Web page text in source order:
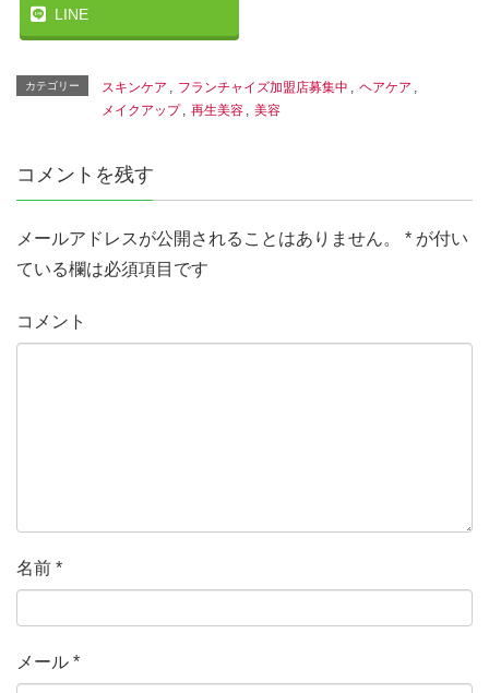
LINE
カテゴリー スキンケア , フランチャイズ加盟店募集中 , ヘアケア ,
メイクアップ , 再生美容 , 美容
コメントを残す
メールアドレスが公開されることはありません。 * が付い
ている欄は必須項目です
コメント
名前 *
メール *